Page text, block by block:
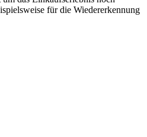
für die Wiedererkennung